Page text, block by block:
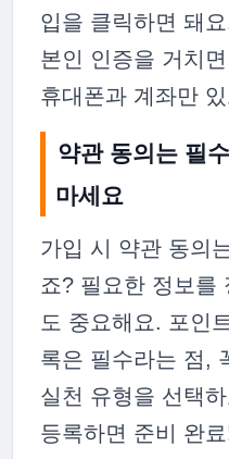
입을 클릭하면 돼
본인 인증을 거치
휴대폰과 계좌만
약관 동의는 필
마세요
가입 시 약관 동의
죠? 필요한 정보를
도 중요해요. 포인
록은 필수라는 점,
실천 유형을 선택
등록하면 준비 완